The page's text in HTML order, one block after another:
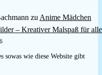
zu Anime Mädchen
– Kreativer Malspaß für
sowas wie diese Website gibt